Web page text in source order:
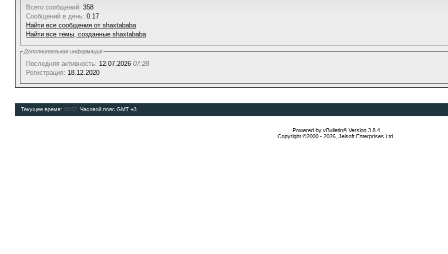
Всего сообщений: 358
Сообщений в день: 0.17
Найти все сообщения от shaxtababa
Найти все темы, созданные shaxtababa
Дополнительная информация
Последняя активность: 12.07.2026 07:28
Регистрация: 18.12.2020
Текущее время: 00:52 . Часовой пояс GMT +3.
Powered by vBulletin® Version 3.8.4
Copyright ©2000 - 2026, Jelsoft Enterprises Ltd.